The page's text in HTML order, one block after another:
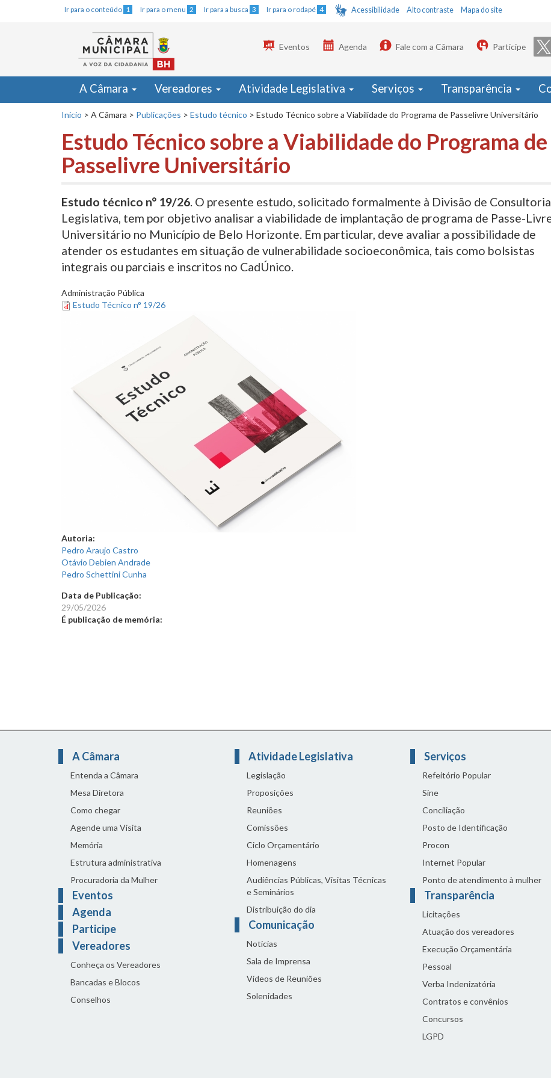
Ir para o conteúdo 1 Ir para o menu 2 Ir para a busca 3 Ir para o rodapé 4 Acessibilidade Alto contraste Mapa do site
Eventos Agenda Fale com a Câmara Participe
A Câmara Vereadores Atividade Legislativa Serviços Transparência
Início > A Câmara > Publicações > Estudo técnico > Estudo Técnico sobre a Viabilidade do Programa de Passelivre Universitário
Estudo Técnico sobre a Viabilidade do Programa de
Passelivre Universitário
Estudo técnico n° 19/26. O presente estudo, solicitado formalmente à Divisão de Consultoria
Legislativa, tem por objetivo analisar a viabilidade de implantação de programa de Passe-
Universitário no Município de Belo Horizonte. Em particular, deve avaliar a possibilidade de
atender os estudantes em situação de vulnerabilidade socioeconômica, tais como bolsistas
integrais ou parciais e inscritos no CadÚnico.
Administração Pública
Estudo Técnico n° 19/26
Autoria:
Pedro Araujo Castro
Otávio Debien Andrade
Pedro Schettini Cunha
Data de Publicação:
29/05/2026
É publicação de memória:
A Câmara
Entenda a Câmara
Mesa Diretora
Como chegar
Agende uma Visita
Memória
Estrutura administrativa
Procuradoria da Mulher
Eventos
Agenda
Participe
Vereadores
Conheça os Vereadores
Bancadas e Blocos
Conselhos
Atividade Legislativa
Legislação
Proposições
Reuniões
Comissões
Ciclo Orçamentário
Homenagens
Audiências Públicas, Visitas Técnicas
e Seminários
Distribuição do dia
Comunicação
Notícias
Sala de Imprensa
Vídeos de Reuniões
Solenidades
Serviços
Refeitório Popular
Sine
Conciliação
Posto de Identificação
Procon
Internet Popular
Ponto de atendimento à mulher
Transparência
Licitações
Atuação dos vereadores
Execução Orçamentária
Pessoal
Verba Indenizatória
Contratos e convênios
Concursos
LGPD